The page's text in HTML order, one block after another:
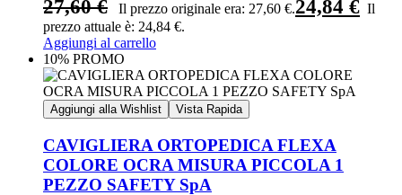
27,60€ Il prezzo originale era: 27,60 €.24,84 € Il
prezzo attuale è: 24,84 €.
Aggiungi al carrello
10% PROMO
Aggiungi alla Wishlist Vista Rapida
CAVIGLIERA ORTOPEDICA FLEXA
COLORE OCRA MISURA PICCOLA 1
PEZZO SAFETY SpA